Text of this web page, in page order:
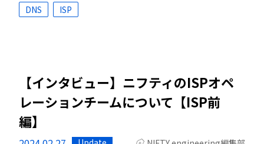
DNS ISP
【インタビュー】ニフティのISPオペ
レーションチームについて【ISP前
編】